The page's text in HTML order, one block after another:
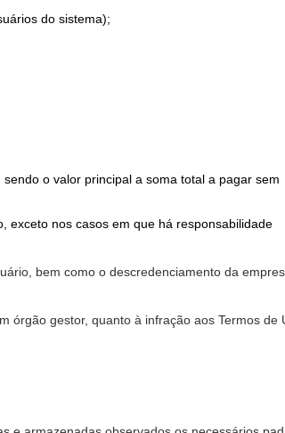
do sistema);
o valor principal a soma total a pagar sem
exceto nos casos em que há responsabilidade
bem como o descredenciamento da
órgão gestor, quanto à infração aos Termos de